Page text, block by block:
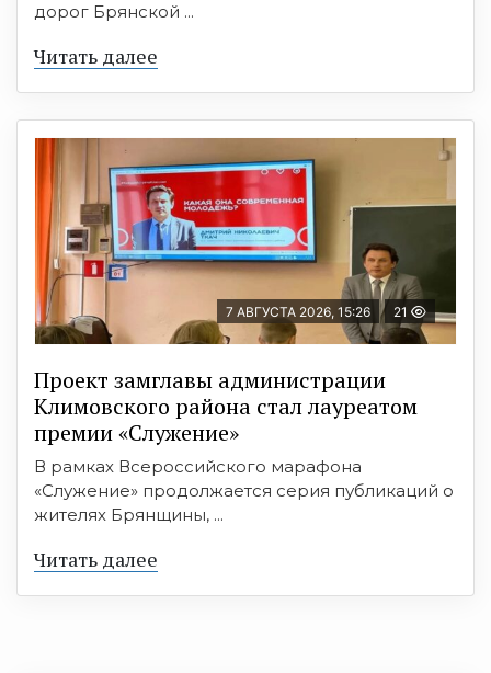
дорог Брянской ...
Читать далее
7 АВГУСТА 2026, 15:26 21
Проект замглавы администрации
Климовского района стал лауреатом
премии «Служение»
В рамках Всероссийского марафона
«Служение» продолжается серия публикаций о
жителях Брянщины, ...
Читать далее